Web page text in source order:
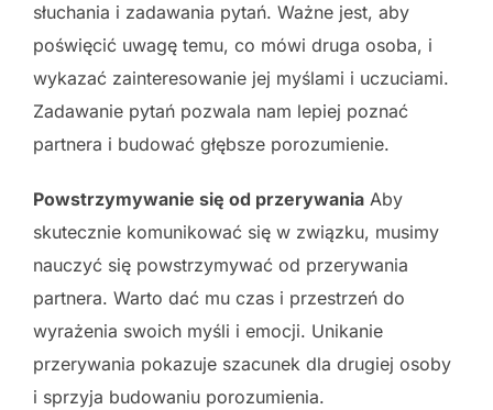
słuchania i zadawania pytań. Ważne jest, aby
poświęcić uwagę temu, co mówi druga osoba, i
wykazać zainteresowanie jej myślami i uczuciami.
Zadawanie pytań pozwala nam lepiej poznać
partnera i budować głębsze porozumienie.
Powstrzymywanie się od przerywania Aby
skutecznie komunikować się w związku, musimy
nauczyć się powstrzymywać od przerywania
partnera. Warto dać mu czas i przestrzeń do
wyrażenia swoich myśli i emocji. Unikanie
przerywania pokazuje szacunek dla drugiej osoby
i sprzyja budowaniu porozumienia.